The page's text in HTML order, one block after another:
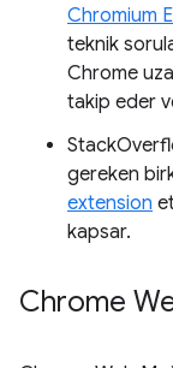
Chromium
teknik
Chrome
takip eder
gereken
extension
kapsar.
Chrome